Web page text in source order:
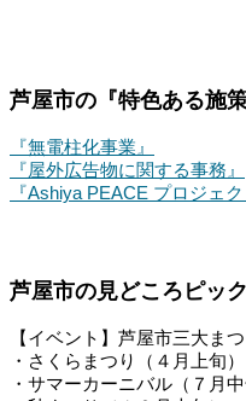
芦屋市の『特色ある施
『無電柱化事業』
『屋外広告物に関する事務』
『Ashiya PEACE プロジェク
芦屋市の見どころピッ
【イベント】芦屋市三大まつ
・さくらまつり（４月上旬）
・サマーカーニバル（７月中